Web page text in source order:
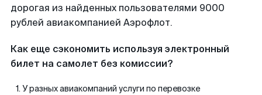
дорогая из найденных пользователями 9000
рублей авиакомпанией Аэрофлот.
Как еще сэкономить используя электронный
билет на самолет без комиссии?
У разных авиакомпаний услуги по перевозке